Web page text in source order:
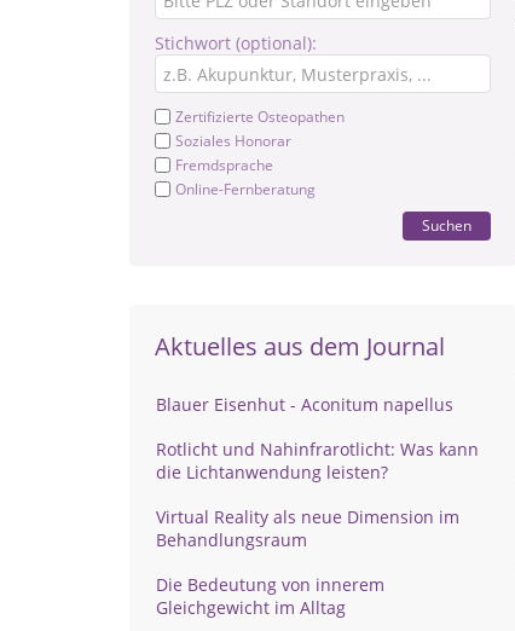
Stichwort (optional):
Zertifizierte Osteopathen
Soziales Honorar
Fremdsprache
Online-Fernberatung
Suchen
Aktuelles aus dem Journal
Blauer Eisenhut - Aconitum napellus
Rotlicht und Nahinfrarotlicht: Was kann
die Lichtanwendung leisten?
Virtual Reality als neue Dimension im
Behandlungsraum
Die Bedeutung von innerem
Gleichgewicht im Alltag